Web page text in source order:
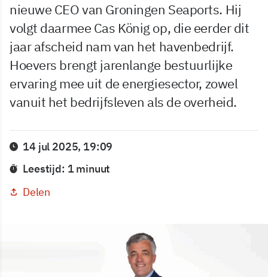
nieuwe CEO van Groningen Seaports. Hij
volgt daarmee Cas König op, die eerder dit
jaar afscheid nam van het havenbedrijf.
Hoevers brengt jarenlange bestuurlijke
ervaring mee uit de energiesector, zowel
vanuit het bedrijfsleven als de overheid.
14 jul 2025, 19:09
Leestijd: 1 minuut
Delen